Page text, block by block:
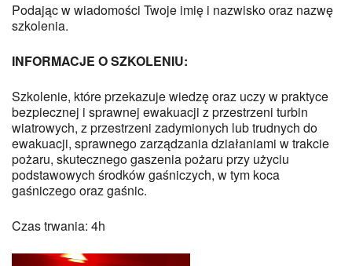
Podając w wiadomości Twoje imię i nazwisko oraz nazwę
szkolenia.
INFORMACJE O SZKOLENIU:
Szkolenie, które przekazuje wiedzę oraz uczy w praktyce
bezpiecznej i sprawnej ewakuacji z przestrzeni turbin
wiatrowych, z przestrzeni zadymionych lub trudnych do
ewakuacji, sprawnego zarządzania działaniami w trakcie
pożaru, skutecznego gaszenia pożaru przy użyciu
podstawowych środków gaśniczych, w tym koca
gaśniczego oraz gaśnic.
Czas trwania: 4h